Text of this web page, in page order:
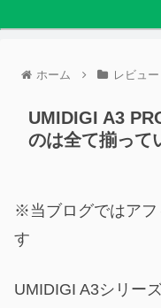
ホーム レビュー
UMIDIGI A3
のは全て揃って
※当ブログではアフ
す
UMIDIGI A3シリー